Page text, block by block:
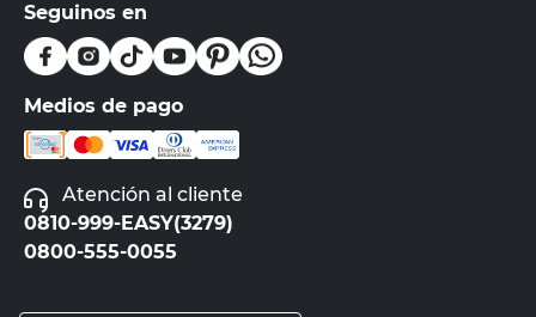
Seguinos en
Medios de pago
Atención al cliente
0810-999-EASY(3279)
0800-555-0055